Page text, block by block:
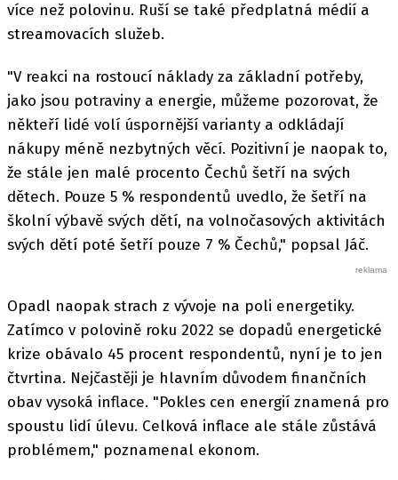
více než polovinu. Ruší se také předplatná médií a
streamovacích služeb.
"V reakci na rostoucí náklady za základní potřeby,
jako jsou potraviny a energie, můžeme pozorovat, že
někteří lidé volí úspornější varianty a odkládají
nákupy méně nezbytných věcí. Pozitivní je naopak to,
že stále jen malé procento Čechů šetří na svých
dětech. Pouze 5 % respondentů uvedlo, že šetří na
školní výbavě svých dětí, na volnočasových aktivitách
svých dětí poté šetří pouze 7 % Čechů," popsal Jáč.
Opadl naopak strach z vývoje na poli energetiky.
Zatímco v polovině roku 2022 se dopadů energetické
krize obávalo 45 procent respondentů, nyní je to jen
čtvrtina. Nejčastěji je hlavním důvodem finančních
obav vysoká inflace. "Pokles cen energií znamená pro
spoustu lidí úlevu. Celková inflace ale stále zůstává
problémem," poznamenal ekonom.